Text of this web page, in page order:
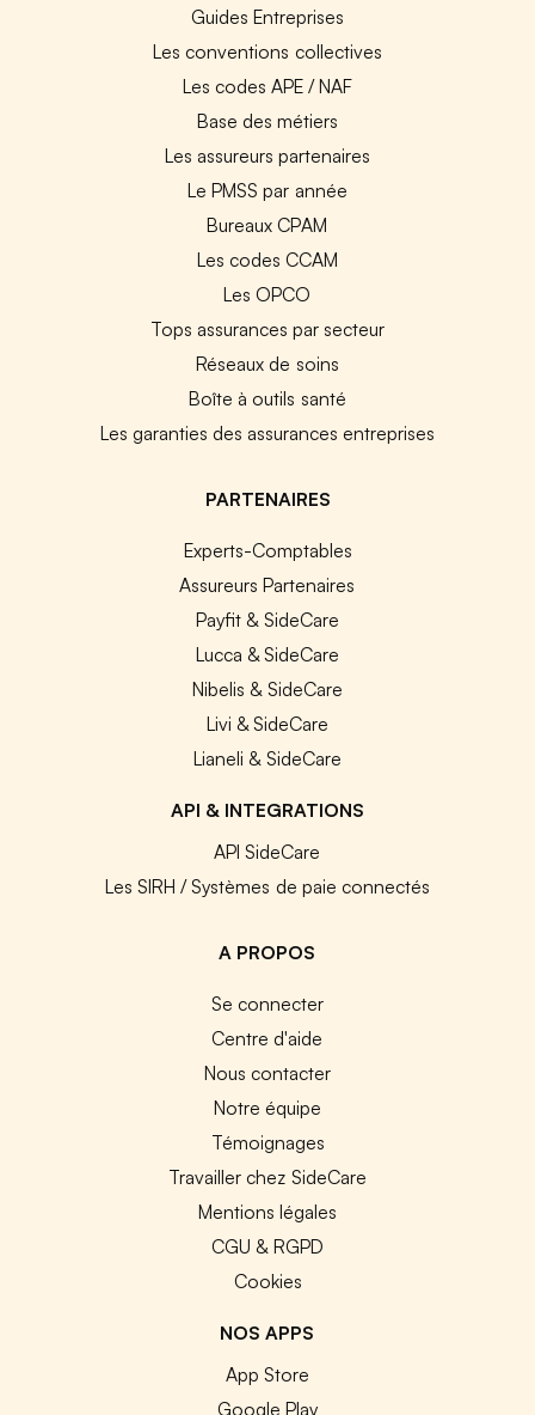
Guides Entreprises
Les conventions collectives
Les codes APE / NAF
Base des métiers
Les assureurs partenaires
Le PMSS par année
Bureaux CPAM
Les codes CCAM
Les OPCO
Tops assurances par secteur
Réseaux de soins
Boîte à outils santé
Les garanties des assurances entreprises
PARTENAIRES
Experts-Comptables
Assureurs Partenaires
Payfit & SideCare
Lucca & SideCare
Nibelis & SideCare
Livi & SideCare
Lianeli & SideCare
API & INTEGRATIONS
API SideCare
Les SIRH / Systèmes de paie connectés
A PROPOS
Se connecter
Centre d'aide
Nous contacter
Notre équipe
Témoignages
Travailler chez SideCare
Mentions légales
CGU & RGPD
Cookies
NOS APPS
App Store
Google Play